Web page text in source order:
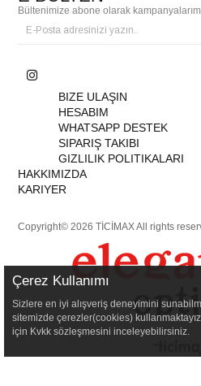
Bültenimize abone olarak
BIZE ULAŞIN
HESABIM
WHATSAPP DESTEK
SIPARIŞ TAKIBI
GIZLILIK POLITIKALARI
HAKKIMIZDA
KARIYER
Copyright© 2026 TİCİMAX All rights
Çerez Kullanımı
Sizlere en iyi alışveriş deneyimini
sitemizde çerezler(cookies)
için Kvkk sözleşmesini inceleyebilirsiniz.